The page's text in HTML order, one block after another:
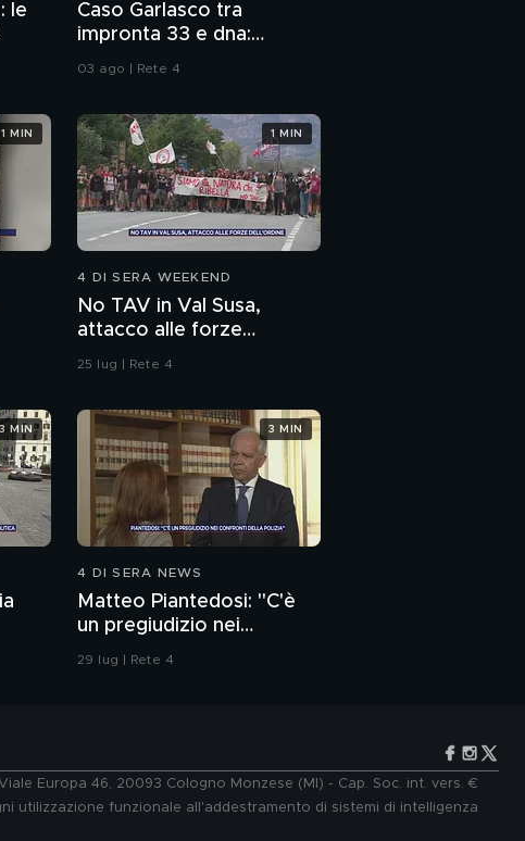
le
Caso Garlasco tra
impronta 33 e dna:
consulenze a confronto
03 ago | Rete 4
1 MIN
4 DI SERA WEEKEND
No TAV in Val Susa,
attacco alle forze
dell'ordine
25 lug | Rete 4
1 MIN
3 MIN
4 DI SERA NEWS
Matteo Piantedosi: "C'è
un pregiudizio nei
confronti della polizia"
29 lug | Rete 4
3 MIN
Europa 46, 20093 Cologno Monzese (MI) - Cap. Soc. int. vers. €
utilizzazione funzionale all'addestramento di sistemi di intelligenza